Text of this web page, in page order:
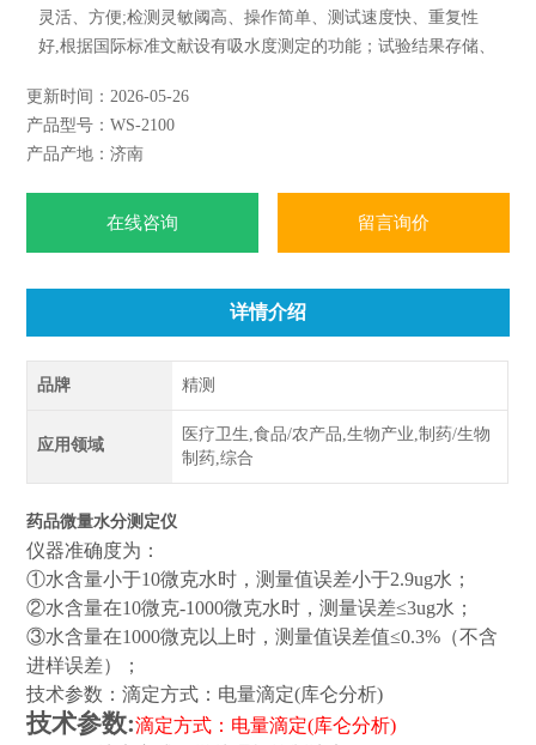
灵活、方便;检测灵敏阈高、操作简单、测试速度快、重复性
好,根据国际标准文献设有吸水度测定的功能；试验结果存储、
右自动完成，直接显示测定结果；全密封滴定池瓶，避免试剂
与人接触，也避免环境湿度的影响；仪器具有自动计算和打印
功能，能打印出百分含量、样品
更新时间：2026-05-26
产品型号：WS-2100
产品产地：济南
在线咨询 留言询价
详情介绍
品牌 精测
应用领域
医疗卫生,食品/农产品,生物产业,制药/生物
制药,综合
药品微量水分测定仪
仪器准确度为：
①水含量小于10微克水时，测量值误差小于2.9ug水；
②水含量在10微克-1000微克水时，测量误差≤3ug水；
③水含量在1000微克以上时，测量值误差值≤0.3% （不含
进样误差）；
技术参数：滴定方式：电量滴定(库仑分析)
技术参数:滴定方式：电量滴定(库仑分析)